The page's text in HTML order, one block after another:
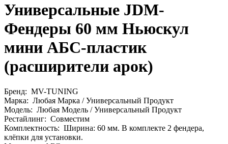
Универсальные JDM-
Фендеры 60 мм Ньюскул
мини АБС-пластик
(расширители арок)
Бренд: MV-TUNING
Марка: Любая Марка / Универсальный Продукт
Модель: Любая Модель / Универсальный Продукт
Рестайлинг: Совместим
Комплектность: Ширина: 60 мм. В комплекте 2 фендера,
клёпки для установки.